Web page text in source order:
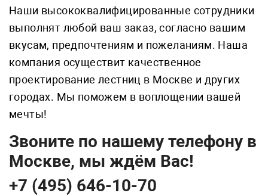
Наши высококвалифицированные сотрудники
выполнят любой ваш заказ, согласно вашим
вкусам, предпочтениям и пожеланиям. Наша
компания осуществит качественное
проектирование лестниц в Москве и других
городах. Мы поможем в воплощении вашей
мечты!
Звоните по нашему телефону в
Москве, мы ждём Вас!
+7 (495) 646-10-70